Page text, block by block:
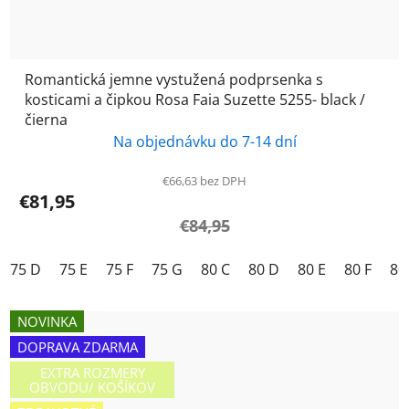
Romantická jemne vystužená podprsenka s
kosticami a čipkou Rosa Faia Suzette 5255- black /
čierna
Na objednávku do 7-14 dní
€66,63 bez DPH
€81,95
€84,95
75 D 75 E 75 F 75 G 80 C 80 D 80 E 80 F
NOVINKA
DOPRAVA ZDARMA
EXTRA ROZMERY
OBVODU/ KOŠÍKOV